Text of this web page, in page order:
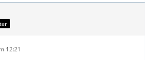
12:21